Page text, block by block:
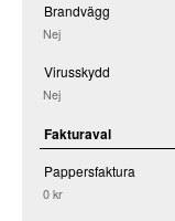
Brandvägg
Nej
Virusskydd
Nej
Fakturaval
Pappersfaktura
0 kr